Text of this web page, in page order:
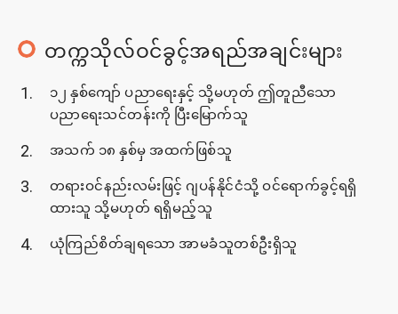
တက္ကသိုလ်ဝင်ခွင့်အရည်အချင်းများ
၁၂ နှစ်ကျော် ပညာရေးနှင့် သို့မဟုတ် ဤတူညီသော
ပညာရေးသင်တန်းကို ပြီးမြောက်သူ
အသက် ၁၈ နှစ်မှ အထက်ဖြစ်သူ
တရားဝင်နည်းလမ်းဖြင့် ဂျပန်နိုင်ငံသို့ ဝင်ရောက်ခွင့်ရရှိ
ထားသူ သို့မဟုတ် ရရှိမည့်သူ
ယုံကြည်စိတ်ချရသော အာမခံသူတစ်ဦးရှိသူ